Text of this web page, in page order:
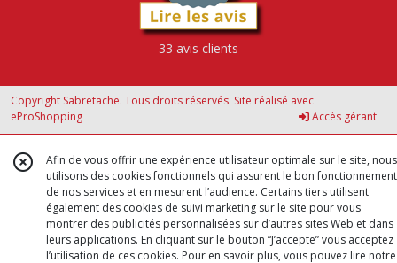
33 avis clients
Copyright Sabretache. Tous droits réservés. Site réalisé avec
eProShopping
Accès gérant
Afin de vous offrir une expérience utilisateur optimale sur le site, nous
utilisons des cookies fonctionnels qui assurent le bon fonctionnement
de nos services et en mesurent l’audience. Certains tiers utilisent
également des cookies de suivi marketing sur le site pour vous
montrer des publicités personnalisées sur d’autres sites Web et dans
leurs applications. En cliquant sur le bouton “J’accepte” vous acceptez
l’utilisation de ces cookies. Pour en savoir plus, vous pouvez lire notre